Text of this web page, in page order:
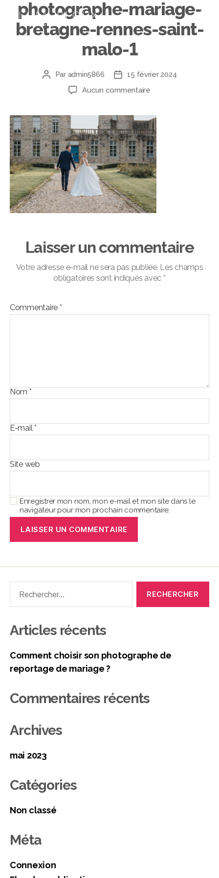
photographe-mariage-
bretagne-rennes-saint-
malo-1
Par admin5866
15 février 2024
Aucun commentaire
Laisser un commentaire
Votre adresse e-mail ne sera pas publiée. Les champs
obligatoires sont indiqués avec *
Commentaire *
Nom *
E-mail*
Site web
Enregistrer mon nom, mon e-mail et mon site dans le
navigateur pour mon prochain commentaire.
Articles récents
Comment choisir son photographe de
reportage de mariage ?
Commentaires récents
Archives
mai 2023
Catégories
Non classé
Méta
Connexion